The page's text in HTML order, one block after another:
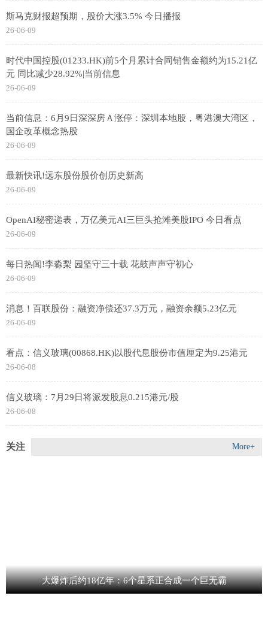
斯马克财报超预期，股价大涨3.5% 今日播报
26-06-09
时代中国控股(01233.HK)前5个月累计合同销售金额约为15.21亿
元 同比减少28.92%|当前信息
26-06-09
当前信息：6月9日深深房Ａ涨停：深圳本地股，粤港澳大湾区，
国企改革概念热股
26-06-09
最新快讯!远东股份股价创历史新高
26-06-09
OpenAI秘密递表，万亿美元AI三巨头抢滩美股IPO 今日看点
26-06-09
每日热闻!李淼梨 园坚守三十载 花鼓声声守初心
26-06-09
消息！百联股份：融资净偿还37.3万元，融资余额5.23亿元
26-06-09
看点：信义玻璃(00868.HK)以股代息股份市值厘定为9.25港元
26-06-08
信义玻璃：7月29日将派发股息0.215港元/股
26-06-08
关注 More+
大爆炸后约18亿年：6个星系正合成一个巨无霸